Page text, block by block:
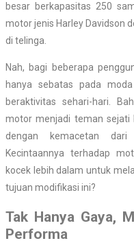
besar berkapasitas 250
motor jenis Harley Davidson
di telinga.
Nah, bagi beberapa
hanya sebatas pada
beraktivitas sehari-hari.
motor menjadi teman sejati
dengan kemacetan
Kecintaannya terhadap
kocek lebih dalam untuk
tujuan modifikasi ini?
Tak Hanya Gaya,
Performa